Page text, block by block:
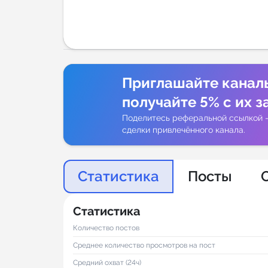
Приглашайте
получайте 5% с их
Поделитесь реферальной ссылкой
сделки привлечённого канала.
Статистика Посты
Статистика
Количество постов
Среднее количество просмотров на пост
Средний охват (24ч)